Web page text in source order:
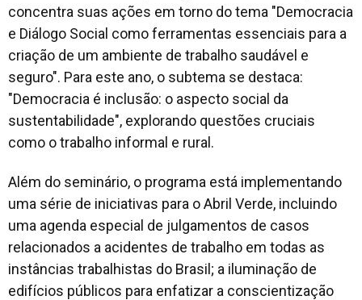
concentra suas ações em torno do tema "Democracia
e Diálogo Social como ferramentas essenciais para a
criação de um ambiente de trabalho saudável e
seguro". Para este ano, o subtema se destaca:
"Democracia é inclusão: o aspecto social da
sustentabilidade", explorando questões cruciais
como o trabalho informal e rural.
Além do seminário, o programa está implementando
uma série de iniciativas para o Abril Verde, incluindo
uma agenda especial de julgamentos de casos
relacionados a acidentes de trabalho em todas as
instâncias trabalhistas do Brasil; a iluminação de
edifícios públicos para enfatizar a conscientização